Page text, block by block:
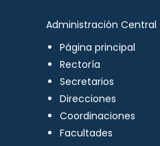
Administración Central
Página principal
Rectoría
Secretarios
Direcciones
Coordinaciones
Facultades